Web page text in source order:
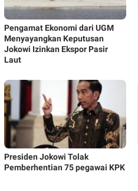
Pengamat Ekonomi dari UGM
Menyayangkan Keputusan
Jokowi Izinkan Ekspor Pasir
Laut
Presiden Jokowi Tolak
Pemberhentian 75 pegawai KPK